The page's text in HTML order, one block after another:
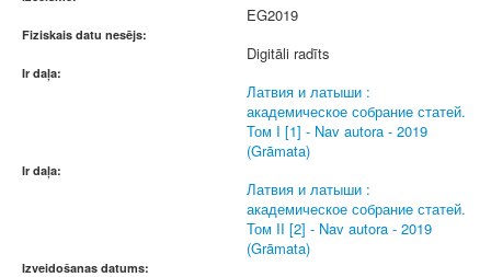
EG2019
Fiziskais datu nesējs:
Digitāli radīts
Ir daļa:
Латвия и латыши :
академическое собраниe статей.
Том I [1] - Nav autora - 2019
(Grāmata)
Ir daļa:
Латвия и латыши :
академическое собраниe статей.
Том II [2] - Nav autora - 2019
(Grāmata)
Izveidošanas datums: